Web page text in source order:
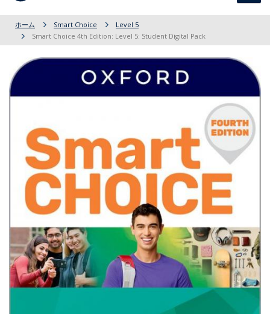
ホーム Smart Choice
Level 5
Smart Choice 4th Edition: Level 5: Student Digital Pack